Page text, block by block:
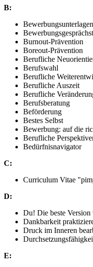
B:
Burnout-Prävention
Boreout-Prävention
Berufliche
Berufswahl
Berufliche
Berufliche Auszeit
Berufliche
Berufsberatung
Beförderung
Bestes Selbst
Bewerbung: auf die
Berufliche
Bedürfnisnavigator
C:
Curriculum Vitae
D:
Du! Die beste Version
Dankbarkeit
Druck im Inneren
E: